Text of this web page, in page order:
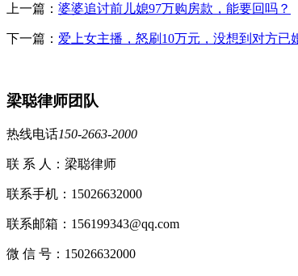
上一篇： 婆婆追讨前儿媳97万购房款，能要回吗？
下一篇： 爱上女主播，怒刷10万元，没想到对方已
梁聪律师团队
热线电话150-2663-2000
联 系 人：梁聪律师
联系手机：15026632000
联系邮箱：156199343@qq.com
微 信 号：15026632000